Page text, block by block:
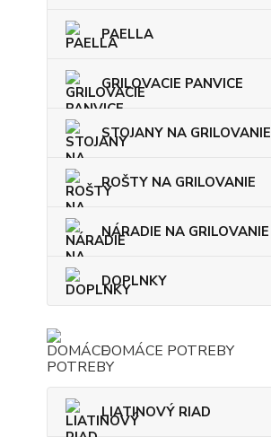
PAELLA
GRILOVACIE PANVICE
STOJANY NA GRILOVANIE
ROŠTY NA GRILOVANIE
NÁRADIE NA GRILOVANIE
DOPLNKY
DOMÁCE POTREBY
LIATINOVÝ RIAD